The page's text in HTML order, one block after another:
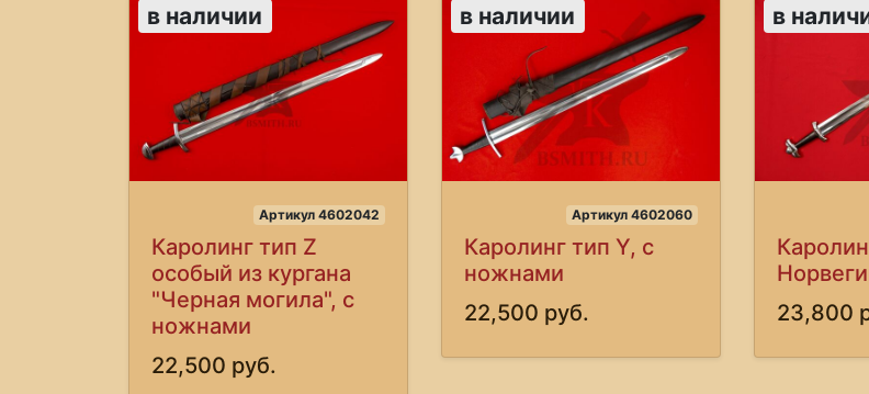
в наличии
Артикул 4602042
Каролинг тип Z
особый из кургана
"Черная могила", с
ножнами
22,500 руб.
в наличии
Артикул 4602060
Каролинг тип Y, с
ножнами
22,500 руб.
в
23,800